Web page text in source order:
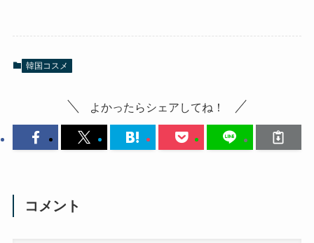
韓国コスメ
よかったらシェアしてね！
コメント